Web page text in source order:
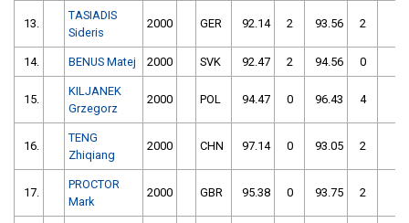
13.
TASIADIS
Sideris
2000 GER 92.14 2 93.56 2
14. BENUS Matej 2000 SVK 92.47 2 94.56 0
15.
KILJANEK
Grzegorz
2000 POL 94.47 0 96.43 4
16.
TENG
Zhiqiang
2000 CHN 97.14 0 93.05 2
17.
PROCTOR
Mark
2000 GBR 95.38 0 93.75 2